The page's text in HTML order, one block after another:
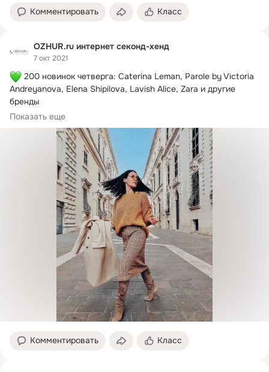
Комментировать Класс
OZHUR.ru интернет секонд-хенд
7 окт 2021
200 новинок четверга: Caterina Leman, Parole by Victoria
Andreyanova, Elena Shipilova, Lavish Alice, Zara и другие
для женщин новинки от 38 до 66 размера:
Показать еще
Комментировать Класс